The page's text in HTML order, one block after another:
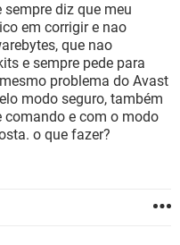
sempre diz que meu
em corrigir e nao
que nao
e sempre pede para
problema do Avast
modo seguro, também
comando e com o modo
o que fazer?